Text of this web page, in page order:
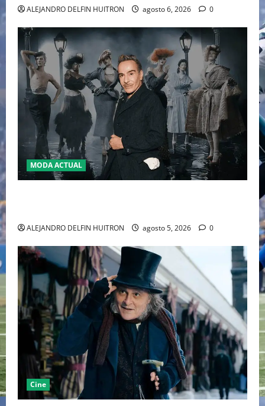
ALEJANDRO DELFIN HUITRON agosto 6, 2026 0
MODA ACTUAL
ALEJANDRO DELFIN HUITRON agosto 5, 2026 0
Cine